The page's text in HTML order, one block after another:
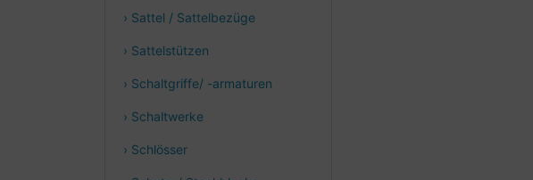
› Sattel / Sattelbezüge
› Sattelstützen
› Schaltgriffe/ -armaturen
› Schaltwerke
› Schlösser